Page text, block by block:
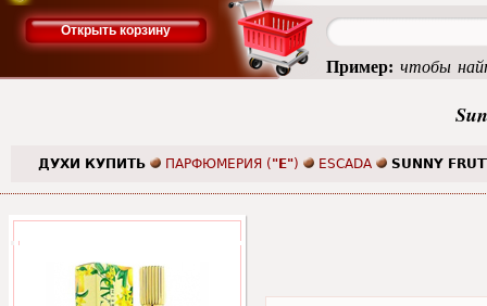
ДУХИ КУПИТЬ ПАРФЮМЕРИЯ ( "E") ESCADA SUNNY
Открыть корзину
Пример: чтобы